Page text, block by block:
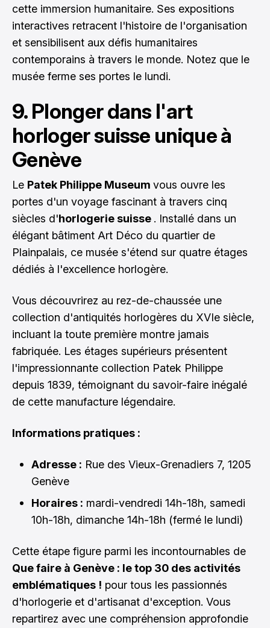
cette immersion humanitaire. Ses expositions
interactives retracent l'histoire de l'organisation
et sensibilisent aux défis humanitaires
contemporains à travers le monde. Notez que le
musée ferme ses portes le lundi.
9. Plonger dans l'art
horloger suisse unique à
Genève
Le Patek Philippe Museum vous ouvre les
portes d'un voyage fascinant à travers cinq
siècles d'horlogerie suisse . Installé dans un
élégant bâtiment Art Déco du quartier de
Plainpalais, ce musée s'étend sur quatre étages
dédiés à l'excellence horlogère.
Vous découvrirez au rez-de-chaussée une
collection d'antiquités horlogères du XVIe siècle,
incluant la toute première montre jamais
fabriquée. Les étages supérieurs présentent
l'impressionnante collection Patek Philippe
depuis 1839, témoignant du savoir-faire inégalé
de cette manufacture légendaire.
Informations pratiques :
Adresse : Rue des Vieux-Grenadiers 7, 1205
Genève
Horaires : mardi-vendredi 14h-18h, samedi
10h-18h, dimanche 14h-18h (fermé le lundi)
Cette étape figure parmi les incontournables de
Que faire à Genève : le top 30 des activités
emblématiques ! pour tous les passionnés
d'horlogerie et d'artisanat d'exception. Vous
repartirez avec une compréhension approfondie